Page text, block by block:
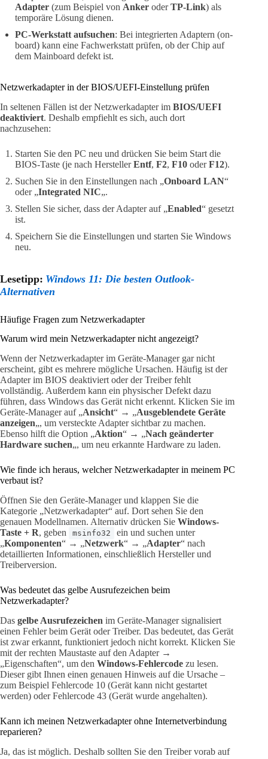
Adapter (zum Beispiel von Anker oderTP-Link) als
temporäre Lösung dienen.
PC-Werkstatt aufsuchen: Bei integrierten Adaptern (on-
board) kann eine Fachwerkstatt prüfen, ob der Chip auf
dem Mainboard defekt ist.
Netzwerkadapter in der BIOS/UEFI-Einstellung prüfen
In seltenen Fällen ist der Netzwerkadapter im BIOS/UEFI
deaktiviert. Deshalb empfiehlt es sich, auch dort
nachzusehen:
Starten Sie den PC neu und drücken Sie beim Start die
BIOS-Taste (je nach HerstellerEntf, F2, F10 oderF12).
Suchen Sie in den Einstellungen nach „Onboard LAN“
oder „Integrated NIC„.
Stellen Sie sicher, dass der Adapter auf „Enabled“ gesetzt
ist.
Speichern Sie die Einstellungen und starten Sie Windows
neu.
Lesetipp: Windows 11: Die besten Outlook-
Alternativen
Häufige Fragen zum Netzwerkadapter
Warum wird mein Netzwerkadapter nicht angezeigt?
Wenn der Netzwerkadapter im Geräte-Manager gar nicht
erscheint, gibt es mehrere mögliche Ursachen. Häufig ist der
Adapter im BIOS deaktiviert oder der Treiber fehlt
vollständig. Außerdem kann ein physischer Defekt dazu
führen, dass Windows das Gerät nicht erkennt. Klicken Sie im
Geräte-Manager auf „Ansicht“ → „Ausgeblendete Geräte
anzeigen„, um versteckte Adapter sichtbar zu machen.
Ebenso hilft die Option „Aktion“ → „Nach geänderter
Hardware suchen„, um neu erkannte Hardware zu laden.
Wie finde ich heraus, welcher Netzwerkadapter in meinem PC
verbaut ist?
Öffnen Sie den Geräte-Manager und klappen Sie die
Kategorie „Netzwerkadapter“ auf. Dort sehen Sie den
genauen Modellnamen. Alternativ drücken Sie Windows-
Taste + R, geben msinfo32
ein und suchen unter
„Komponenten“ → „Netzwerk“ → „Adapter“ nach
detaillierten Informationen, einschließlich Hersteller und
Treiberversion.
Was bedeutet das gelbe Ausrufezeichen beim
Netzwerkadapter?
Das gelbe Ausrufezeichen im Geräte-Manager signalisiert
einen Fehler beim Gerät oder Treiber. Das bedeutet, das Gerät
ist zwar erkannt, funktioniert jedoch nicht korrekt. Klicken Sie
mit der rechten Maustaste auf den Adapter →
„Eigenschaften“, um den Windows-Fehlercode zu lesen.
Dieser gibt Ihnen einen genauen Hinweis auf die Ursache –
zum Beispiel Fehlercode 10 (Gerät kann nicht gestartet
werden) oder Fehlercode 43 (Gerät wurde angehalten).
Kann ich meinen Netzwerkadapter ohne Internetverbindung
reparieren?
Ja, das ist möglich. Deshalb sollten Sie den Treiber vorab auf